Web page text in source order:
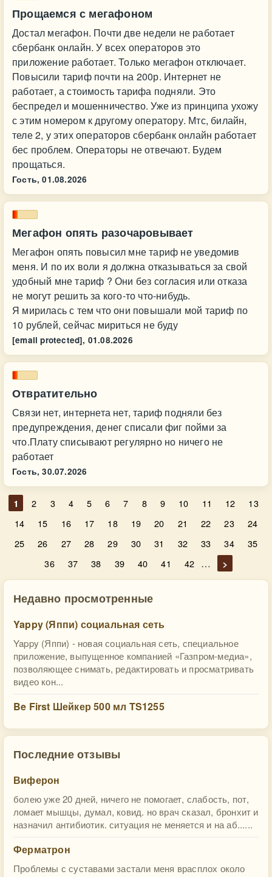
Прощаемся с мегафоном
Достал мегафон. Почти две недели не работает
сбербанк онлайн. У всех операторов это
приложение работает. Только мегафон отключает.
Повысили тариф почти на 200р. Интернет не
работает, а стоимость тарифа подняли. Это
беспредел и мошенничество. Уже из принципа ухожу
с этим номером к другому оператору. Мтс, билайн,
теле 2, у этих операторов сбербанк онлайн работает
бес проблем. Операторы не отвечают. Будем
прощаться.
Гость, 01.08.2026
Мегафон опять разочаровывает
Мегафон опять повысил мне тариф не уведомив
меня. И по их воли я должна отказываться за свой
удобный мне тариф ? Они без согласия или отказа
не могут решить за кого-то что-нибудь.
Я мирилась с тем что они повышали мой тариф по
10 рублей, сейчас мириться не буду
[email protected], 01.08.2026
Отвратительно
Связи нет, интернета нет, тариф подняли без
предупреждения, денег списали фиг пойми за
что.Плату списывают регулярно но ничего не
работает
Гость, 30.07.2026
1 2 3 4 5 6 7 8 9 10 11 12
13
14
15 16 17 18 19 20 21 22 23
24
25
26 27 28 29 30 31 32 33 34
35
36
37 38 39 40 41 42 … >
Недавно просмотренные
​Yappy (Яппи) социальная сеть
Yappy (Яппи) - новая социальная сеть, специальное
приложение, выпущенное компанией «Газпром-медиа»,
позволяющее снимать, редактировать и просматривать
видео кон...
Be First Шейкер 500 мл TS1255
Последние отзывы
Виферон
болею уже 20 дней, ничего не помогает, слабость, пот,
ломает мышцы, думал, ковид. но врач сказал, бронхит и
назначил антибиотик. ситуация не меняется и на аб......
Ферматрон
Проблемы с суставами застали меня врасплох около